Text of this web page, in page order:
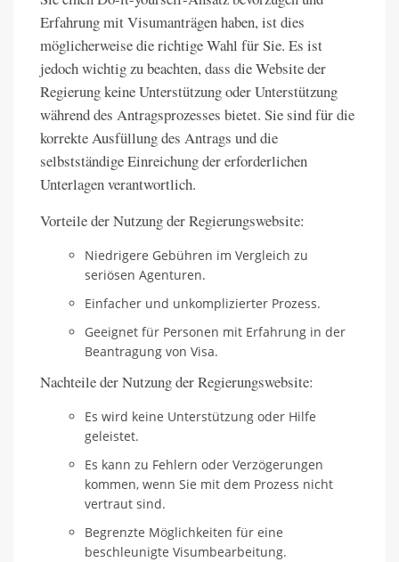
Erfahrung mit Visumanträgen haben, ist dies
möglicherweise die richtige Wahl für Sie. Es ist
jedoch wichtig zu beachten, dass die Website der
Regierung keine Unterstützung oder Unterstützung
während des Antragsprozesses bietet. Sie sind für die
korrekte Ausfüllung des Antrags und die
selbstständige Einreichung der erforderlichen
Unterlagen verantwortlich.
Vorteile der Nutzung der Regierungswebsite:
Niedrigere Gebühren im Vergleich zu
seriösen Agenturen.
Einfacher und unkomplizierter Prozess.
Geeignet für Personen mit Erfahrung in der
Beantragung von Visa.
Nachteile der Nutzung der Regierungswebsite:
Es wird keine Unterstützung oder Hilfe
geleistet.
Es kann zu Fehlern oder Verzögerungen
kommen, wenn Sie mit dem Prozess nicht
vertraut sind.
Begrenzte Möglichkeiten für eine
beschleunigte Visumbearbeitung.